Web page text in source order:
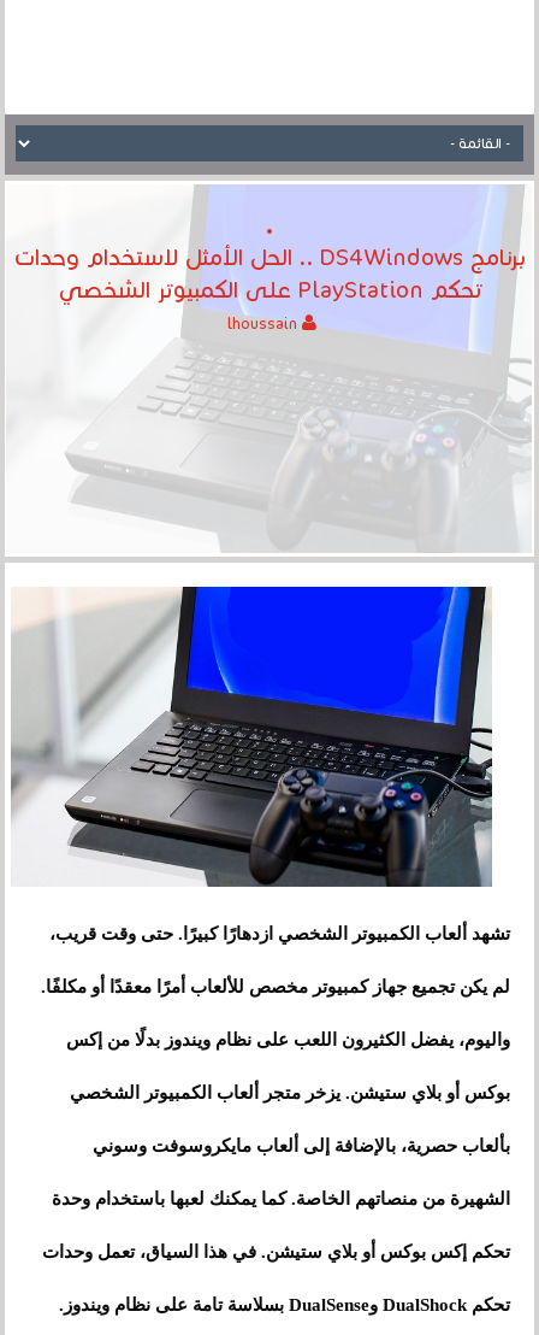
برنامج DS4Windows .. الحل الأمثل لاستخدام وحدات
تحكم PlayStation على الكمبيوتر الشخصي
lhoussain
تشهد ألعاب الكمبيوتر الشخصي ازدهارًا كبيرًا. حتى وقت قريب،
لم يكن تجميع جهاز كمبيوتر مخصص للألعاب أمرًا معقدًا أو مكلفًا.
واليوم، يفضل الكثيرون اللعب على نظام ويندوز بدلًا من إكس
بوكس ​​أو بلاي ستيشن. يزخر متجر ألعاب الكمبيوتر الشخصي
بألعاب حصرية، بالإضافة إلى ألعاب مايكروسوفت وسوني
الشهيرة من منصاتهم الخاصة. كما يمكنك لعبها باستخدام وحدة
تحكم إكس بوكس ​​أو بلاي ستيشن. في هذا السياق، تعمل وحدات
تحكم DualShock وDualSense بسلاسة تامة على نظام ويندوز.